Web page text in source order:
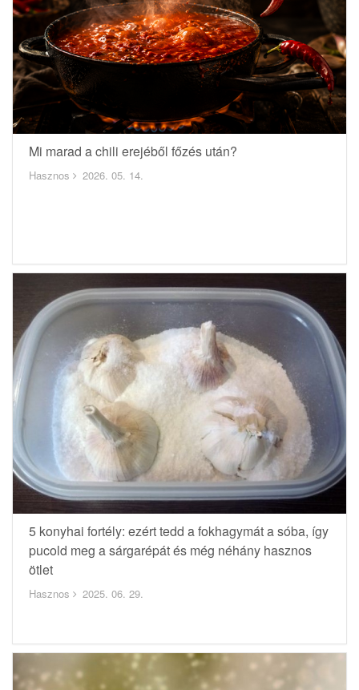
Mi marad a chili erejéből főzés után?
Hasznos 2026. 05. 14.
5 konyhai fortély: ezért tedd a fokhagymát a sóba, így
pucold meg a sárgarépát és még néhány hasznos
ötlet
Hasznos 2025. 06. 29.